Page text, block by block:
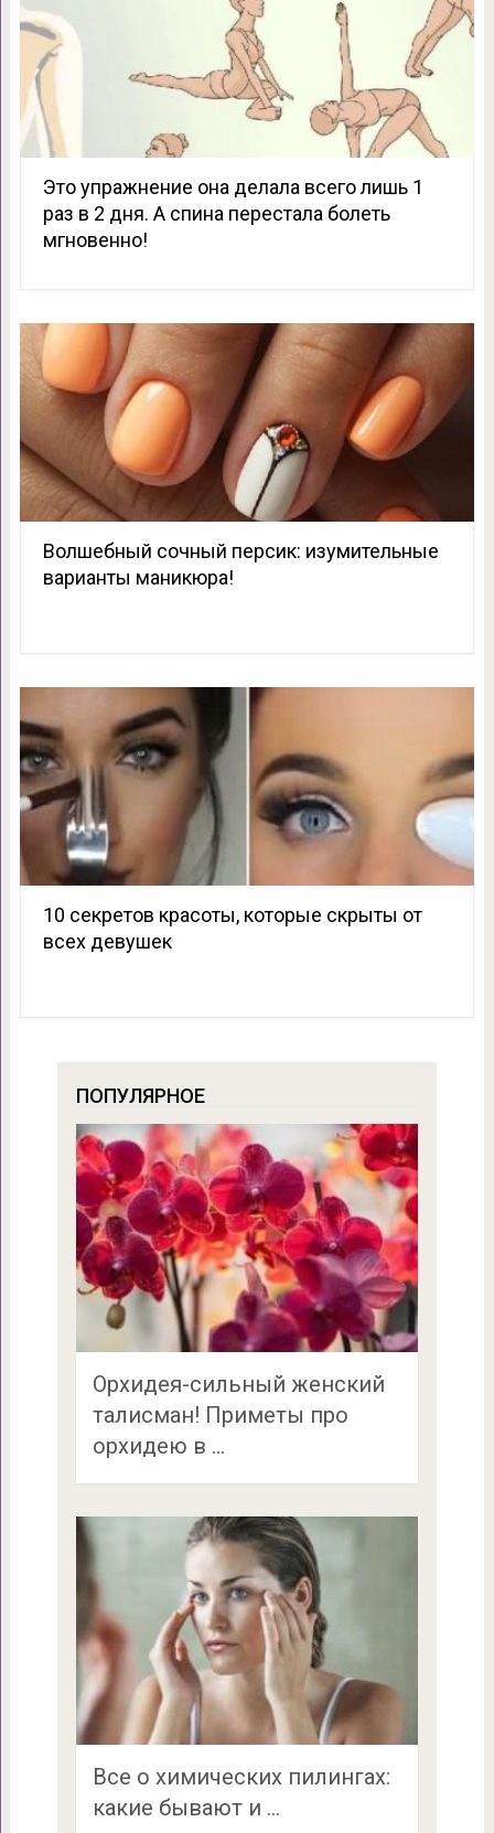
Это упражнение она делала всего лишь 1
раз в 2 дня. А спина перестала болеть
мгновенно!
Волшебный сочный персик: изумительные
варианты маникюра!
10 секретов красоты, которые скрыты от
всех девушек
ПОПУЛЯРНОЕ
Орхидея-сильный женский
талисман! Приметы про
орхидею в …
Все о химических пилингах:
какие бывают и …